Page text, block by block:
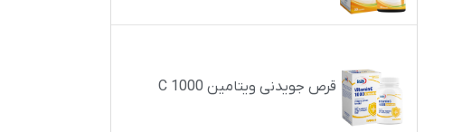
قرص جویدنی ویتامین C 1000